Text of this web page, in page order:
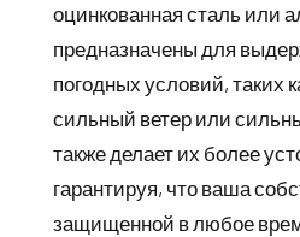
оцинкованная сталь или
предназначены для
погодных условий, таких
сильный ветер или
также делает их более
гарантируя, что ваша
защищенной в любое